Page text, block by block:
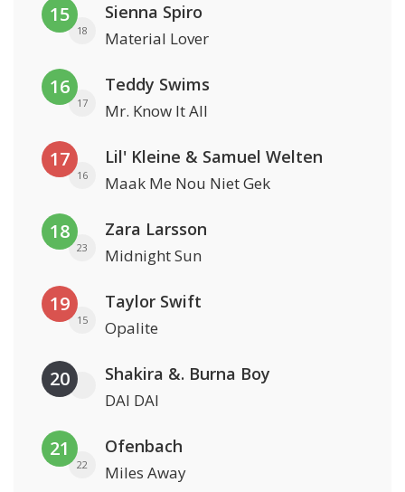
15
18
Sienna Spiro
Material Lover
16
17
Teddy Swims
Mr. Know It All
17
16
Lil' Kleine & Samuel Welten
Maak Me Nou Niet Gek
18
23
Zara Larsson
Midnight Sun
19
15
Taylor Swift
Opalite
20 Shakira &. Burna Boy
DAI DAI
21
22
Ofenbach
Miles Away